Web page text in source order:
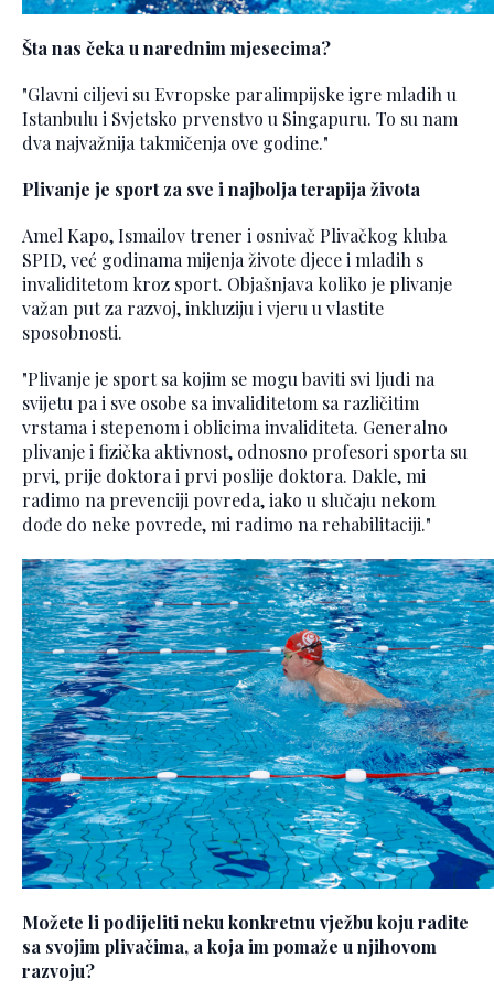
Šta nas čeka u narednim mjesecima?
"Glavni ciljevi su Evropske paralimpijske igre mladih u
Istanbulu i Svjetsko prvenstvo u Singapuru. To su nam
dva najvažnija takmičenja ove godine."
Plivanje je sport za sve i najbolja terapija života
Amel Kapo, Ismailov trener i osnivač Plivačkog kluba
SPID, već godinama mijenja živote djece i mladih s
invaliditetom kroz sport. Objašnjava koliko je plivanje
važan put za razvoj, inkluziju i vjeru u vlastite
sposobnosti.
"Plivanje je sport sa kojim se mogu baviti svi ljudi na
svijetu pa i sve osobe sa invaliditetom sa različitim
vrstama i stepenom i oblicima invaliditeta. Generalno
plivanje i fizička aktivnost, odnosno profesori sporta su
prvi, prije doktora i prvi poslije doktora. Dakle, mi
radimo na prevenciji povreda, iako u slučaju nekom
dođe do neke povrede, mi radimo na rehabilitaciji."
Možete li podijeliti neku konkretnu vježbu koju radite
sa svojim plivačima, a koja im pomaže u njihovom
razvoju?